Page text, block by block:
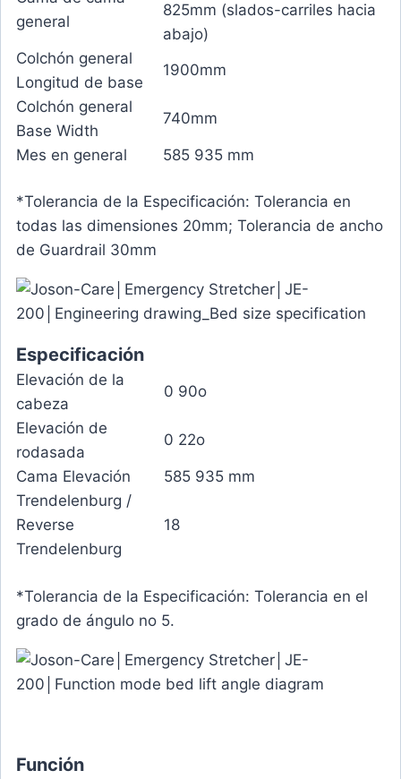
general
825mm (slados-carriles hacia
abajo)
Colchón general
Longitud de base
1900mm
Colchón general
Base Width
740mm
Mes en general 585 935 mm
*Tolerancia de la Especificación: Tolerancia en
todas las dimensiones 20mm; Tolerancia de ancho
de Guardrail 30mm
Especificación
Elevación de la
cabeza
0 90o
Elevación de
rodasada
0 22o
Cama Elevación
585 935 mm
Trendelenburg /
Reverse
Trendelenburg
18
*Tolerancia de la Especificación: Tolerancia en el
grado de ángulo no 5.
Función